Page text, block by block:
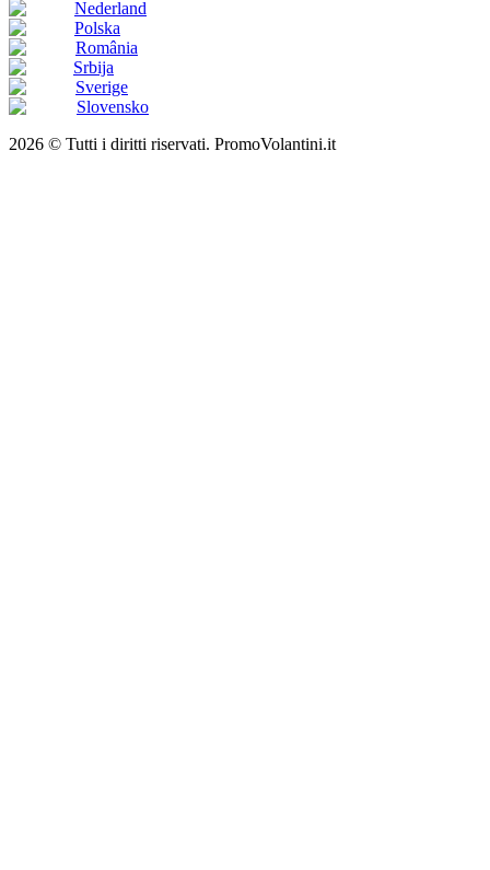
Nederland
Polska
România
Srbija
Sverige
Slovensko
2026 © Tutti i diritti riservati. PromoVolantini.it